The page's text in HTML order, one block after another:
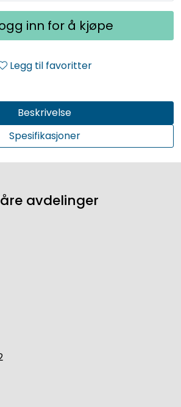
inn for å kjøpe
Legg til favoritter
Beskrivelse
Spesifikasjoner
avdelinger